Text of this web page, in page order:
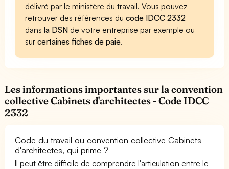
délivré par le ministère du travail. Vous pouvez
retrouver des références ducode IDCC 2332
dansla DSN de votre entreprise par exemple ou
surcertaines fiches de paie.
Les informations importantes sur la convention
collective Cabinets d'architectes - Code IDCC
2332
Code du travail ou convention collective Cabinets
d'architectes, qui prime ?
Il peut être difficile de comprendre l'articulation entre le